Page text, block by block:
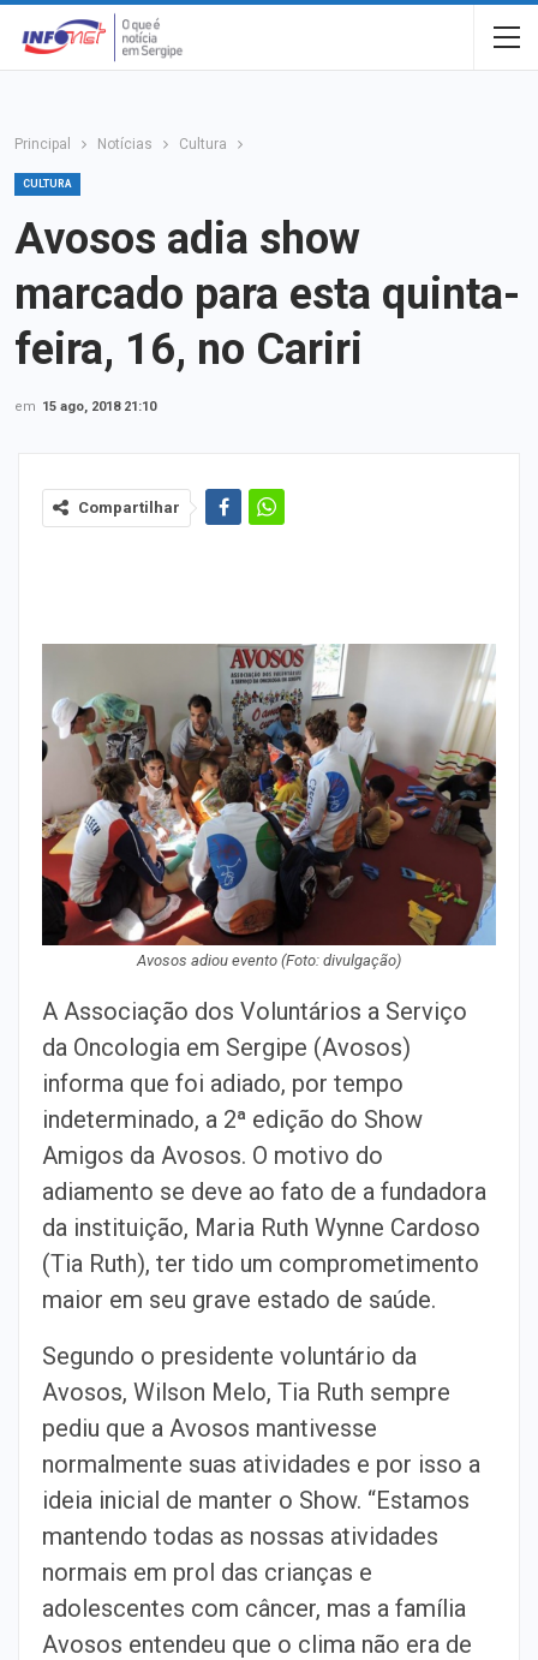
Principal Notícias Cultura
CULTURA
Avosos adia show
marcado para esta quinta-
feira, 16, no Cariri
em 15 ago, 2018 21:10
Compartilhar
Avosos adiou evento (Foto: divulgação)
A Associação dos Voluntários a Serviço
da Oncologia em Sergipe (Avosos)
informa que foi adiado, por tempo
indeterminado, a 2ª edição do Show
Amigos da Avosos. O motivo do
adiamento se deve ao fato de a fundadora
da instituição, Maria Ruth Wynne Cardoso
(Tia Ruth), ter tido um comprometimento
maior em seu grave estado de saúde.
Segundo o presidente voluntário da
Avosos, Wilson Melo, Tia Ruth sempre
pediu que a Avosos mantivesse
normalmente suas atividades e por isso a
ideia inicial de manter o Show. “Estamos
mantendo todas as nossas atividades
normais em prol das crianças e
adolescentes com câncer, mas a família
Avosos entendeu que o clima não era de